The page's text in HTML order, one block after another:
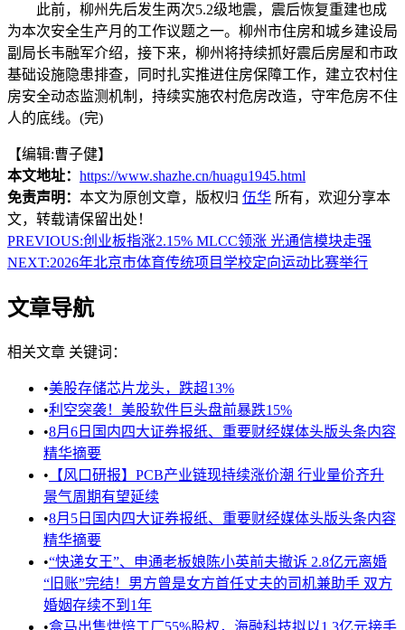
此前，柳州先后发生两次5.2级地震，震后恢复重建也成
为本次安全生产月的工作议题之一。柳州市住房和城乡建设局
副局长韦融军介绍，接下来，柳州将持续抓好震后房屋和市政
基础设施隐患排查，同时扎实推进住房保障工作，建立农村住
房安全动态监测机制，持续实施农村危房改造，守牢危房不住
人的底线。(完)
【编辑:曹子健】
本文地址： https://www.shazhe.cn/huagu1945.html
免责声明： 本文为原创文章，版权归 伍华 所有，欢迎分享本
文，转载请保留出处！
PREVIOUS:创业板指涨2.15% MLCC领涨 光通信模块走强
NEXT:2026年北京市体育传统项目学校定向运动比赛举行
文章导航
相关文章 关键词：
•美股存储芯片龙头，跌超13%
•利空突袭！美股软件巨头盘前暴跌15%
•8月6日国内四大证券报纸、重要财经媒体头版头条内容
精华摘要
• 【风口研报】PCB产业链现持续涨价潮 行业量价齐升
景气周期有望延续
•8月5日国内四大证券报纸、重要财经媒体头版头条内容
精华摘要
•“快递女王”、申通老板娘陈小英前夫撤诉 2.8亿元离婚
“旧账”完结！男方曾是女方首任丈夫的司机兼助手 双方
婚姻存续不到1年
•盒马出售烘焙工厂55%股权，海融科技拟以1.3亿元接手